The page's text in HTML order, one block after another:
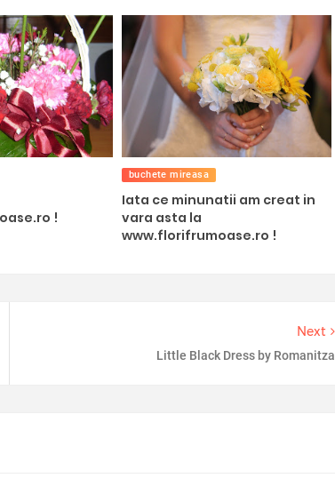
!
buchete mireasa
Iata ce minunatii am creat in
vara asta la
www.florifrumoase.ro !
Next
Little Black Dress by Romanitza